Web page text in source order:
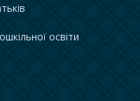
освіти